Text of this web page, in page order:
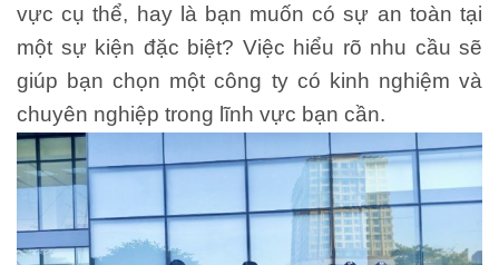
vực cụ thể, hay là bạn muốn có sự an toàn tại
một sự kiện đặc biệt? Việc hiểu rõ nhu cầu sẽ
giúp bạn chọn một công ty có kinh nghiệm và
chuyên nghiệp trong lĩnh vực bạn cần.